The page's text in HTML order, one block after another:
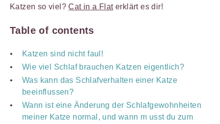
Katzen so viel?Cat in a Flaterklärt es dir!
Table of contents
Katzen sind nicht faul!
Wie viel Schlaf brauchen Katzen eigentlich?
Was kann das Schlafverhalten einer Katze
beeinflussen?
Wann ist eine Änderung der Schlafgewohnheiten
meiner Katze normal, und wann m usst du zum